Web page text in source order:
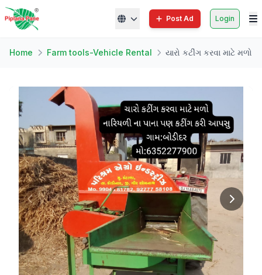
Post Ad Login
Home Farm tools-Vehicle Rental યારો કટીંગ કરવા માટે મળો